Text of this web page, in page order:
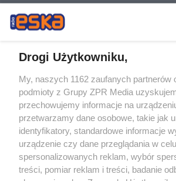
Żaden utwór zamieszczony w serwisie nie może
rozpowszechniany lub dalej rozpowszechniany w
tym także elektroniczny lub mechaniczny) na
eksploatacji w jakiejkolwiek formie, włącznie z
Internecie bez pisemnej zgody właściciela praw.
wykorzystanie utworów w całości lub w części z
tzn. bez właściwej zgody, jest zabronione pod
ścigane prawnie.
Drogi Użytkowniku,
My, naszych 1162 zaufanych partnerów
podmioty z Grupy ZPR Media
przechowujemy informacje na
przetwarzamy dane osobowe, takie jak
identyfikatory, standardowe informacje
urządzenie czy dane przeglądania w
spersonalizowanych reklam, wybór
treści, pomiar reklam i treści, badanie